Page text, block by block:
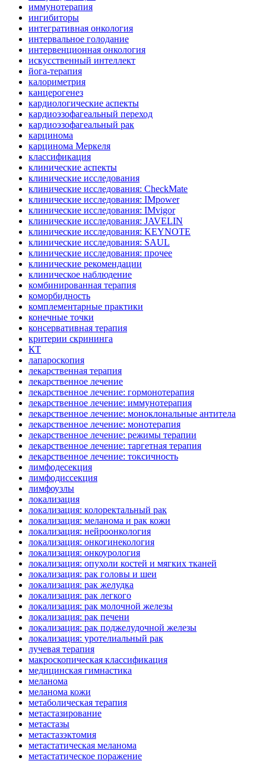
иммунотерапия
ингибиторы
интегративная онкология
интервальное голодание
интервенционная онкология
искусственный интеллект
йога-терапия
калориметрия
канцерогенез
кардиологические аспекты
кардиоэзофагеальный переход
кардиоэзофагеальный рак
карцинома
карцинома Меркеля
классификация
клинические аспекты
клинические исследования
клинические исследования: CheckMate
клинические исследования: IMpower
клинические исследования: IMvigor
клинические исследования: JAVELIN
клинические исследования: KEYNOTE
клинические исследования: SAUL
клинические исследования: прочее
клинические рекомендации
клиническое наблюдение
комбинированная терапия
коморбидность
комплементарные практики
конечные точки
консервативная терапия
критерии скрининга
КТ
лапароскопия
лекарственная терапия
лекарственное лечение
лекарственное лечение: гормонотерапия
лекарственное лечение: иммунотерапия
лекарственное лечение: моноклональные антитела
лекарственное лечение: монотерапия
лекарственное лечение: режимы терапии
лекарственное лечение: таргетная терапия
лекарственное лечение: токсичность
лимфодесекция
лимфодиссекция
лимфоузлы
локализация
локализация: колоректальный рак
локализация: меланома и рак кожи
локализация: нейроонкология
локализация: онкогинекология
локализация: онкоурология
локализация: опухоли костей и мягких тканей
локализация: рак головы и шеи
локализация: рак желудка
локализация: рак легкого
локализация: рак молочной железы
локализация: рак печени
локализация: рак поджелудочной железы
локализация: уротелиальный рак
лучевая терапия
макроскопическая классификация
медицинская гимнастика
меланома
меланома кожи
метаболическая терапия
метастазирование
метастазы
метастазэктомия
метастатическая меланома
метастатическое поражение